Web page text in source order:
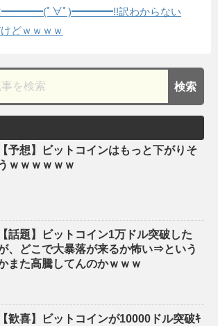
━━━━(ﾟ∀ﾟ)━━━━!!訳わからない
どｗｗｗｗ
【予想】ビットコインはもっと下がりそ
ｗｗｗｗｗｗ
【話題】ビットコイン1万ドル突破した
、どこで大暴落が来るか怖い⇒という
また高騰してんのかｗｗｗ
【歓喜】ビットコインが10000ドル突破ｷ